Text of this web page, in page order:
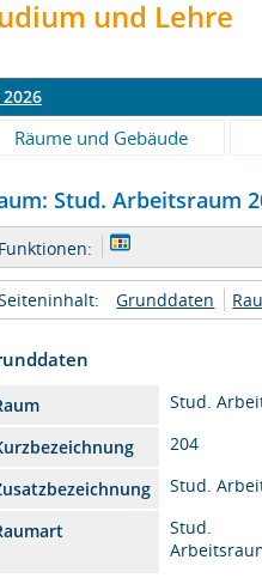
und Lehre
2026
Räume und Gebäude
Stud. Arbeitsraum
Funktionen:
Grunddaten
Stud.
204
Stud.
Stud.